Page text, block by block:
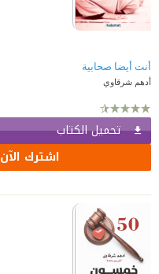
أنت أيضا صحابية
أدهم شرقاوي
تحميل الكتاب
اشترك الآن